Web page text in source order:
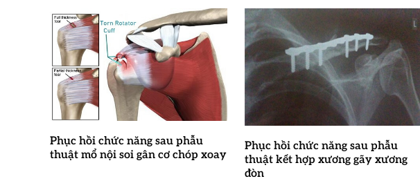
Phục hồi chức năng sau phẫu
thuật mổ nội soi gân cơ chóp xoay
Phục hồi chức năng sau phẫu
thuật kết hợp xương gãy xương
đòn